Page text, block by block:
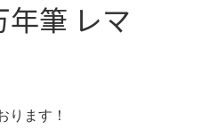
筆 レマ
ります！